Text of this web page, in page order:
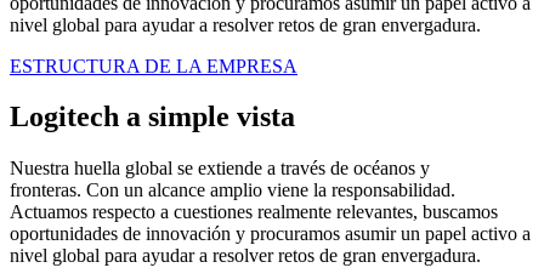
nivel global para ayudar a resolver retos de gran envergadura.
ESTRUCTURA DE LA EMPRESA
Logitech a simple vista
Nuestra huella global se extiende a través de océanos y
fronteras. Con un alcance amplio viene la responsabilidad.
Actuamos respecto a cuestiones realmente relevantes, buscamos
oportunidades de innovación y procuramos asumir un papel activo a
nivel global para ayudar a resolver retos de gran envergadura.